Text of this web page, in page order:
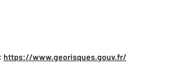
https://www.georisques.gouv.fr/